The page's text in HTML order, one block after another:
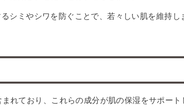
シミやシワを防ぐことで、若々しい肌を維持し
れており、これらの成分が肌の保湿をサポート